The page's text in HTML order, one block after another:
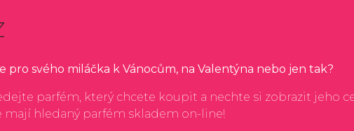
svého miláčka k Vánocům, na Valentýna nebo jen tak?
parfém, který chcete koupit a nechte si zobrazit jeho
mají hledaný parfém skladem on-line!